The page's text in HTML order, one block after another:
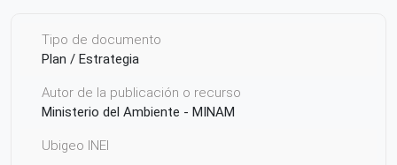
Tipo de documento
Plan / Estrategia
Autor de la publicación o recurso
Ministerio del Ambiente - MINAM
Ubigeo INEI